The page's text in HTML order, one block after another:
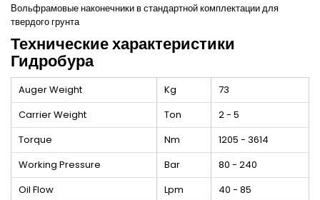
Вольфрамовые наконечники в стандартной комплектации для
твердого грунта
Технические характеристики
Гидробура
Auger Weight Kg
73
Carrier Weight
Ton
2 - 5
Torque
Nm
1205 - 3614
Working Pressure
Bar
80 - 240
Oil Flow
Lpm
40 - 85